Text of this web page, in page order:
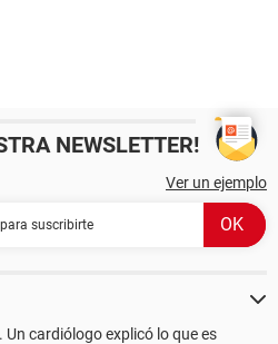
NEWSLETTER!
Ver un ejemplo
cardiólogo explicó lo que es